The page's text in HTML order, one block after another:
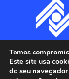
Temos
Este site usa
do seu